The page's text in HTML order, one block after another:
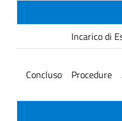
Incarico di
Concluso Procedure